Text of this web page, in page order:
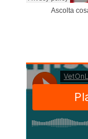
Ascolta